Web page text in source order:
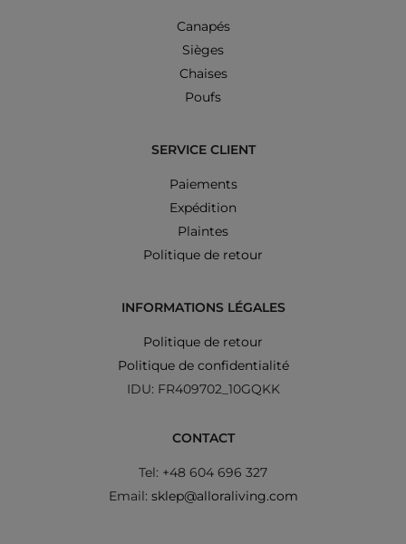
Canapés
Sièges
Chaises
Poufs
SERVICE CLIENT
Paiements
Expédition
Plaintes
Politique de retour
INFORMATIONS LÉGALES
Politique de retour
Politique de confidentialité
IDU: FR409702_10GQKK
CONTACT
Tel: +48 604 696 327
Email: sklep@alloraliving.com